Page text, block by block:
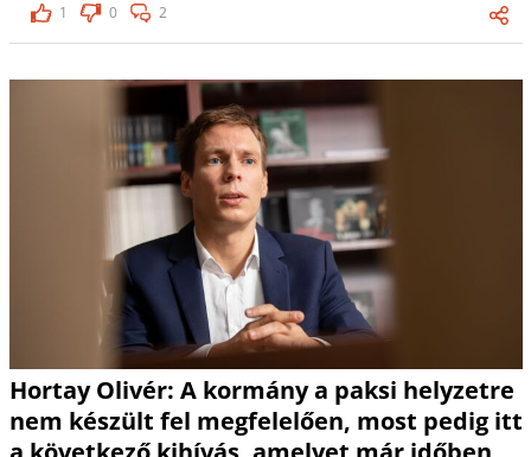
1
0 2
Hortay Olivér: A kormány a paksi helyzetre
nem készült fel megfelelően, most pedig itt